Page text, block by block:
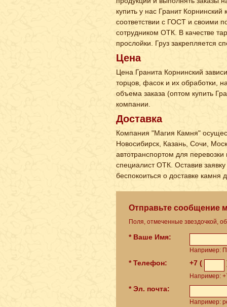
купить у нас Гранит
соответствии с ГОСТ и своими
сотрудником ОТК. В качестве
прослойки. Груз закрепляется
Цена
Цена Гранита Корнинский
торцов, фасок и их обработки,
объема заказа (оптом купить
компании.
Доставка
Компания "Магия Камня"
Новосибирск, Казань, Сочи,
автотранспортом для
специалист ОТК. Оставив
беспокоиться о доставке
Отправьте сообщение
Поля, отмеченные звездочкой,
* Ваше Имя:
Например:
* Телефон: +7 (
Например:
* Эл. почта:
Например: